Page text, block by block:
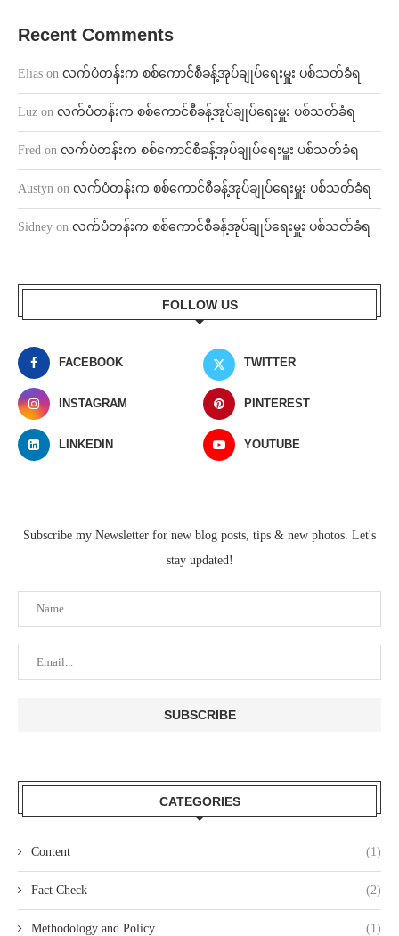
Recent Comments
Elias on လက်ပံတန်းက စစ်ကောင်စီခန့်အုပ်ချုပ်ရေးမှူး ပစ်သတ်ခံရ
Luz on လက်ပံတန်းက စစ်ကောင်စီခန့်အုပ်ချုပ်ရေးမှူး ပစ်သတ်ခံရ
Fred on လက်ပံတန်းက စစ်ကောင်စီခန့်အုပ်ချုပ်ရေးမှူး ပစ်သတ်ခံရ
Austyn on လက်ပံတန်းက စစ်ကောင်စီခန့်အုပ်ချုပ်ရေးမှူး ပစ်သတ်ခံရ
Sidney on လက်ပံတန်းက စစ်ကောင်စီခန့်အုပ်ချုပ်ရေးမှူး ပစ်သတ်ခံရ
FOLLOW US
FACEBOOK TWITTER
INSTAGRAM PINTEREST
LINKEDIN YOUTUBE
Subscribe my Newsletter for new blog posts, tips & new photos. Let's
stay updated!
CATEGORIES
Content (1)
Fact Check (2)
Methodology and Policy (1)